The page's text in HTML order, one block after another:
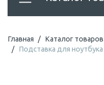
Главная Каталог товаров
Подставка для